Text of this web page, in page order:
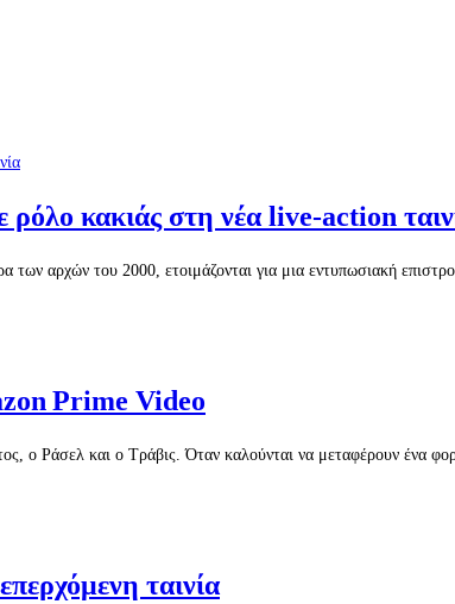
κακιάς στη νέα live-action
αρχών του 2000, ετοιμάζονται για μια εντυπωσιακή
Prime Video
ο Ράσελ και ο Τράβις. Όταν καλούνται να μεταφέρουν ένα
ταινία